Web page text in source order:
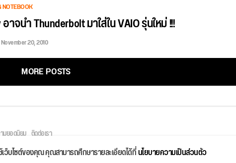
าจนำ Thunderbolt มาใส่ใน VAIO รุ่นใหม่ !!!
November 20, 2010
MORE POSTS
มยอดนิยม ติดต่อเรา
ว็บไซต์ของคุณ คุณสามารถศึกษารายละเอียดได้ที่นโยบายความเป็นส่วนตัว